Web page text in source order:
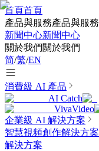
首頁首頁
產品與服務產品與服務
新聞中心新聞中心
關於我們關於我們
简/繁/EN
消費級 AI 產品
AI Catch
VivaVideo
企業級 AI 解決方案
智慧視頻創作解決方案
解決方案